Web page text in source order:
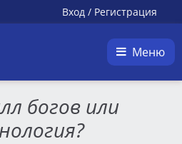
Вход / Регистрация
Меню
богов или